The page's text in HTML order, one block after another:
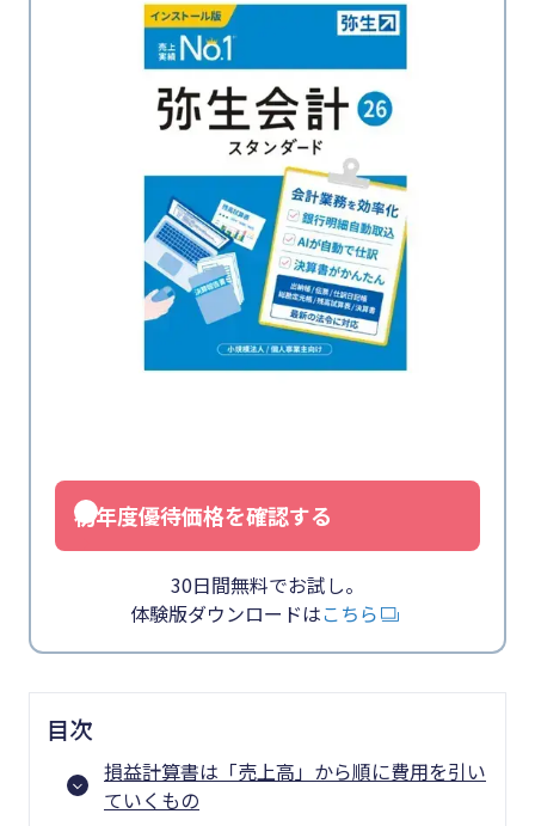
初年度優待価格を確認する
30日間無料でお試し。
体験版ダウンロードはこちら
目次
損益計算書は「売上高」から順に費用を引い
ていくもの